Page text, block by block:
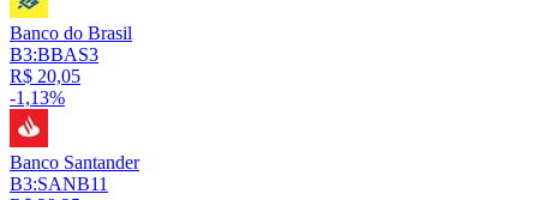
Banco do Brasil
B3:BBAS3
R$ 20,05
-1,13%
Banco Santander
B3:SANB11